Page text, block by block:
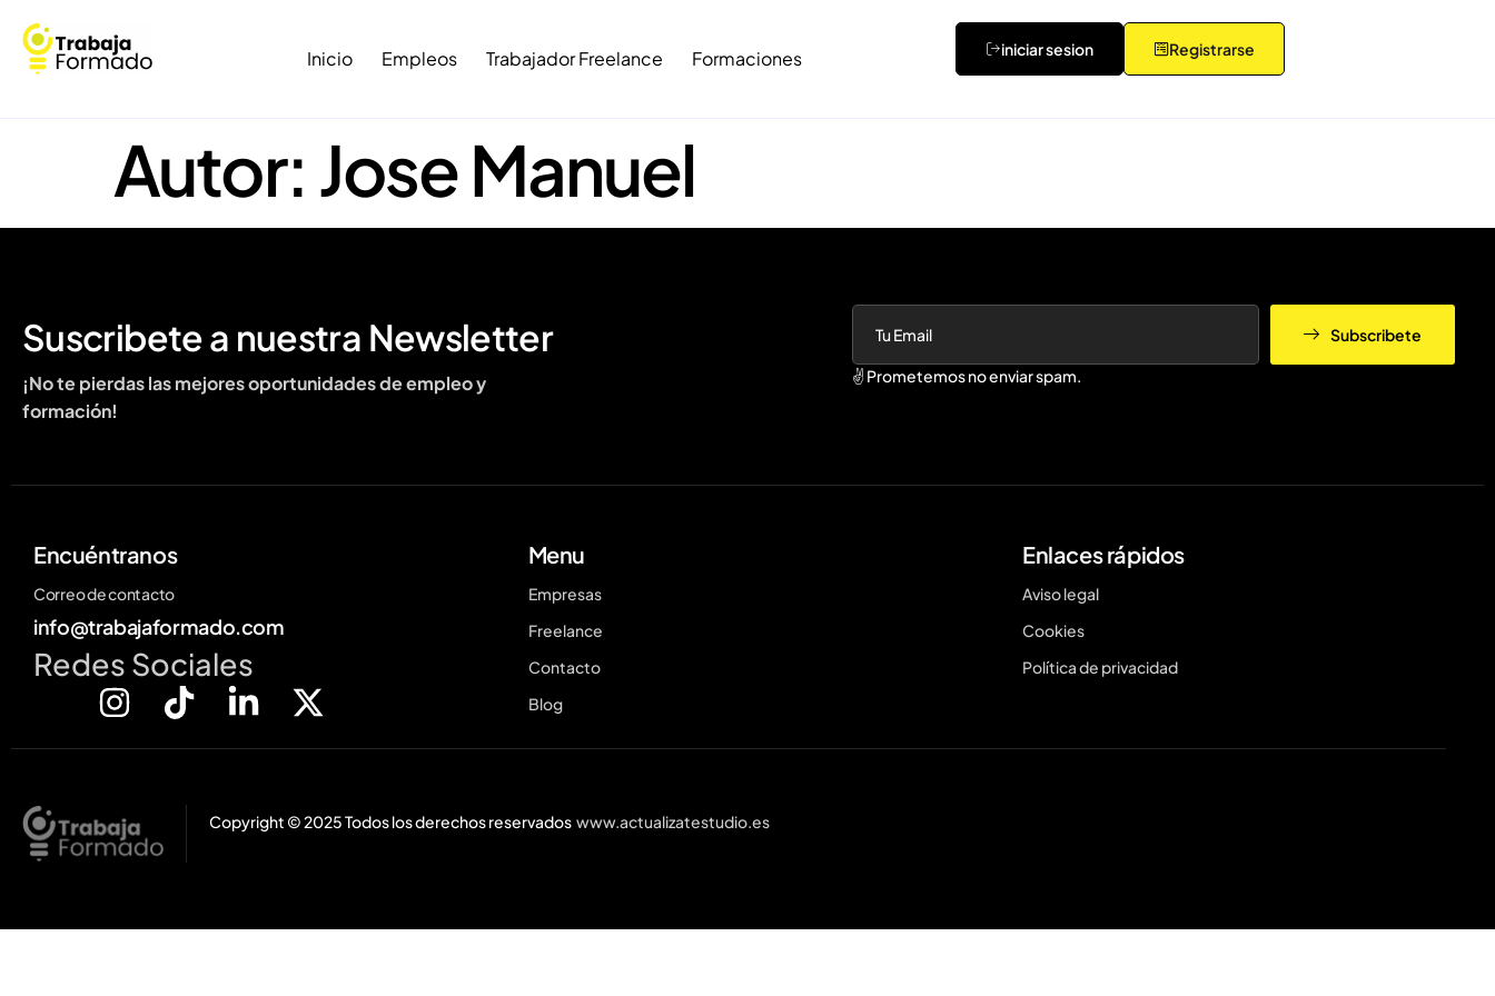
Inicio Empleos Trabajador Freelance Formaciones iniciar sesion Registrarse
Autor: Jose Manuel
Suscribete a nuestra Newsletter
¡No te pierdas las mejores oportunidades de empleo y
formación!
Subscribete
✌️ Prometemos no enviar spam.
Encuéntranos
Correo de contacto
info@trabajaformado.com
Redes Sociales
Menu
Empresas
Freelance
Contacto
Blog
Enlaces rápidos
Aviso legal
Cookies
Política de privacidad
Copyright © 2025 Todos los derechos reservadoswww.actualizatestudio.es